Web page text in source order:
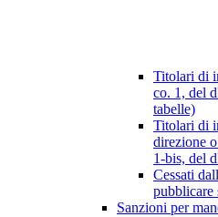
Titolari di
co. 1, del
tabelle)
Titolari di
direzione
1-bis, del
Cessati
pubblicare
Sanzioni per